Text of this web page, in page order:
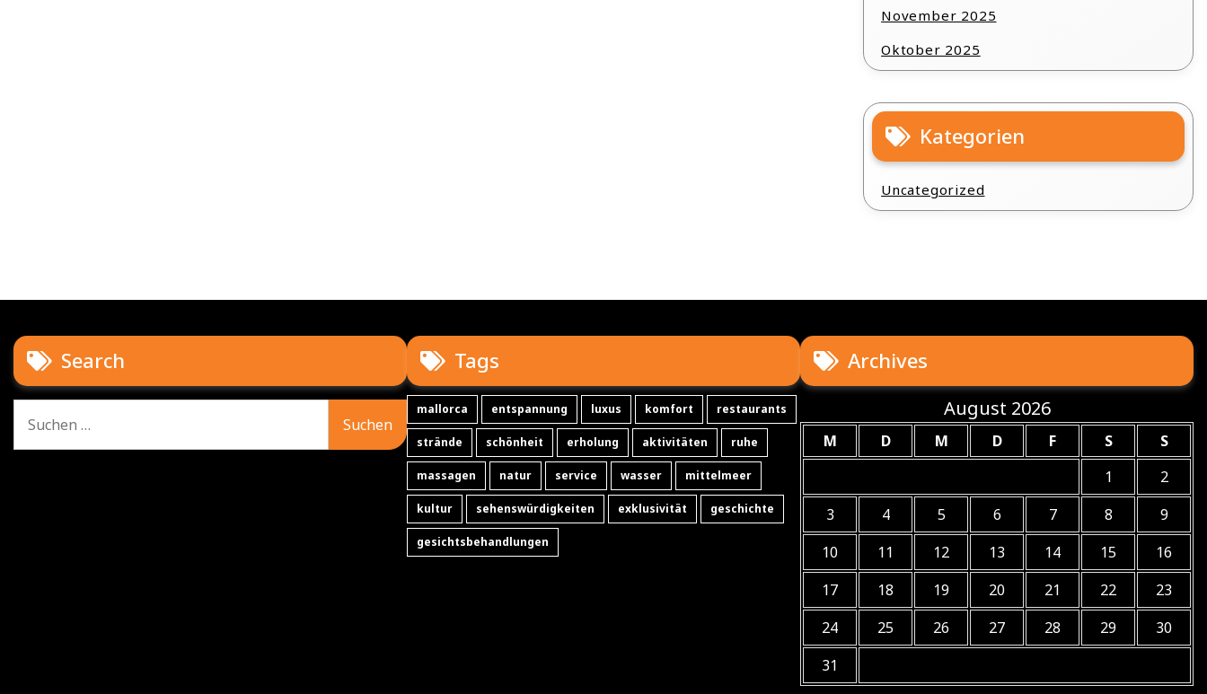
November 2025
Oktober 2025
Kategorien
Uncategorized
Search
nach:
Tags
mallorca entspannung luxus komfort restaurants
strände schönheit erholung aktivitäten ruhe
massagen natur service wasser mittelmeer
kultur sehenswürdigkeiten exklusivität geschichte
gesichtsbehandlungen
Archives
August 2026
M D M D F S
S
1
2
3
4 5 6 7 8
9
10
11 12 13 14 15
16
17
18 19 20 21 22
23
24
25 26 27 28 29
30
31